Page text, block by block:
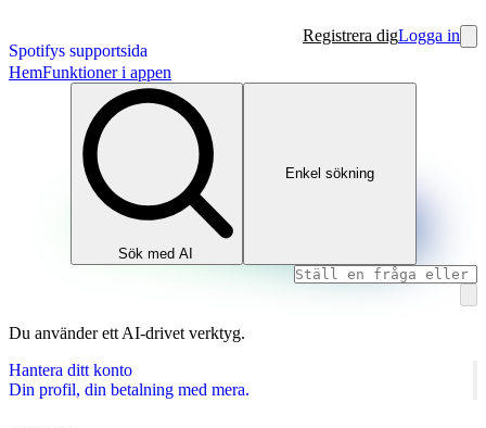
Spotifys supportsida
Registrera digLogga in
HemFunktioner i appen
Sök med AI
Enkel sökning
Du använder ett AI‑drivet verktyg.
Hantera ditt konto
Din profil, din betalning med mera.